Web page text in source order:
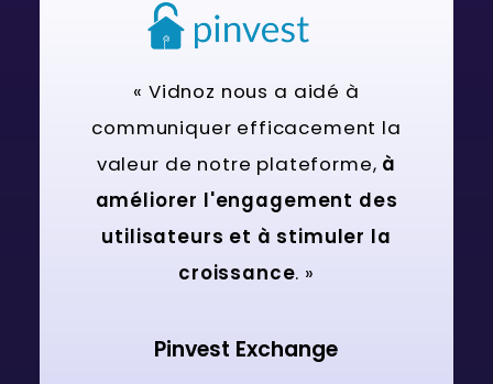
« Vidnoz nous a aidé à
communiquer efficacement la
valeur de notre plateforme, à
améliorer l'engagement des
utilisateurs et à stimuler la
croissance. »
Pinvest Exchange